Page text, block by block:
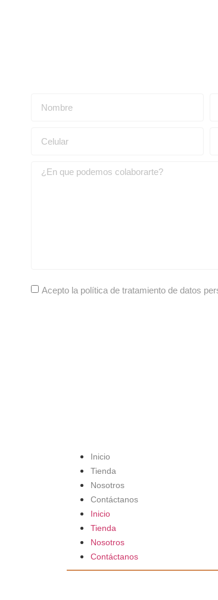
Acepto la política de tratamiento de datos
Inicio
Tienda
Nosotros
Contáctanos
Inicio
Tienda
Nosotros
Contáctanos